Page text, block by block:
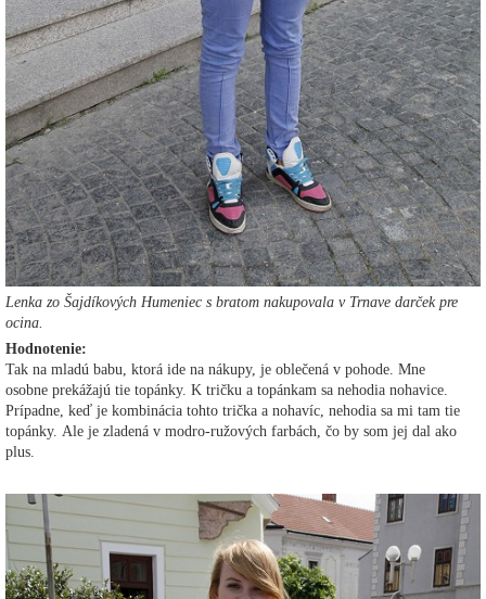
Lenka zo Šajdíkových Humeniec s bratom nakupovala v Trnave darček pre
ocina.
Hodnotenie:
Tak na mladú babu, ktorá ide na nákupy, je oblečená v pohode. Mne
osobne prekážajú tie topánky. K tričku a topánkam sa nehodia nohavice.
Prípadne, keď je kombinácia tohto trička a nohavíc, nehodia sa mi tam tie
topánky. Ale je zladená v modro-ružových farbách, čo by som jej dal ako
plus.